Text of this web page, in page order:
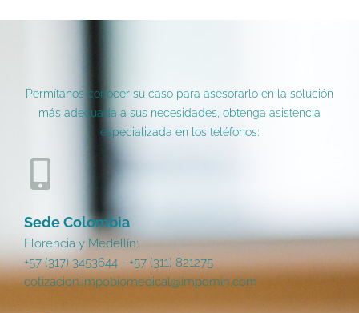
Permítanos conocer su caso para asesorarlo en la solución
más adecuada a sus necesidades, obtenga asistencia
especializada en los teléfonos:
Sede Colombia
Florencia y Medellín:
+57 (317) 3453644 - +57 (311) 821275
cotizacion.impobiomedical@impomin.com